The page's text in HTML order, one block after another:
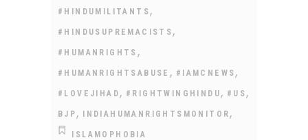
#HINDUMILITANTS ,
#HINDUSUPREMACISTS ,
#HUMANRIGHTS ,
#HUMANRIGHTSABUSE , #IAMCNEWS ,
#LOVEJIHAD , #RIGHTWINGHINDU , #US ,
BJP , INDIAHUMANRIGHTSMONITOR ,
ISLAMOPHOBIA